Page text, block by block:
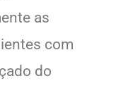
as
com
do